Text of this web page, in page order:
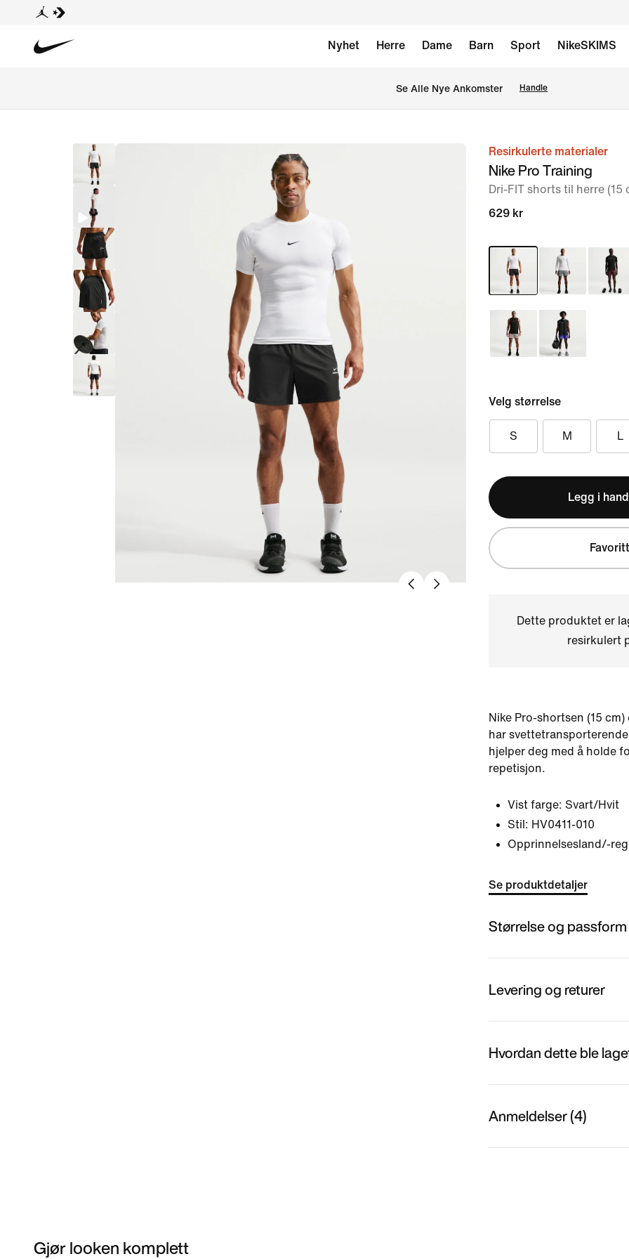
Nyhet Herre Dame Barn Sport NikeSKIMS
Se Alle Nye Ankomster Handle
bildeResirkulerte materialer
Nike Pro Training
Dri-FIT shorts til herre (15
629 kr
Velg størrelse
S M L
Legg i
Favoritt
Dette produktet er
resirkulert
Nike Pro-shortsen (15
har
hjelper deg med å holde
repetisjon.
Vist farge: Svart/Hvit
Stil: HV0411-010
Opprinnelsesland/-
Se produktdetaljer
Størrelse og passform
Levering og returer
Hvordan dette ble
Anmeldelser (4)
Gjør looken komplett